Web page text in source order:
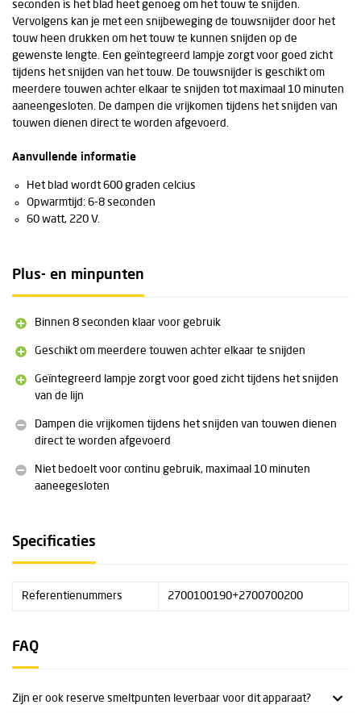
seconden is het blad heet genoeg om het touw te snijden.
Vervolgens kan je met een snijbeweging de touwsnijder door het
touw heen drukken om het touw te kunnen snijden op de
gewenste lengte. Een geïntegreerd lampje zorgt voor goed zicht
tijdens het snijden van het touw. De touwsnijder is geschikt om
meerdere touwen achter elkaar te snijden tot maximaal 10 minuten
aaneengesloten. De dampen die vrijkomen tijdens het snijden van
touwen dienen direct te worden afgevoerd.
Aanvullende informatie
Het blad wordt 600 graden celcius
Opwarmtijd: 6-8 seconden
60 watt, 220 V.
Plus- en minpunten
Binnen 8 seconden klaar voor gebruik
Geschikt om meerdere touwen achter elkaar te snijden
Geïntegreerd lampje zorgt voor goed zicht tijdens het snijden
van de lijn
Dampen die vrijkomen tijdens het snijden van touwen dienen
direct te worden afgevoerd
Niet bedoelt voor continu gebruik, maximaal 10 minuten
aaneegesloten
Specificaties
Referentienummers 2700100190+2700700200
FAQ
Zijn er ook reserve smeltpunten leverbaar voor dit apparaat?